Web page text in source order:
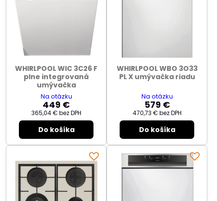
WHIRLPOOL WIC 3C26 F
plne integrovaná
umývačka
Na otázku
449 €
365,04 € bez DPH
Do košíka
WHIRLPOOL WBO 3O33
PL X umývačka riadu
Na otázku
579 €
470,73 € bez DPH
Do košíka